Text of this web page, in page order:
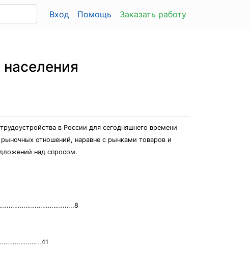
Вход Помощь Заказать работу
в России для сегодняшнего времени
отношений, наравне с рынками товаров и
над спросом.